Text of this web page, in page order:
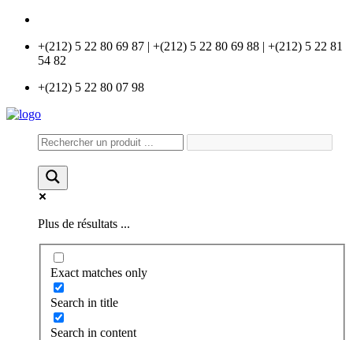
+(212) 5 22 80 69 87 | +(212) 5 22 80 69 88 | +(212) 5 22 81
54 82
+(212) 5 22 80 07 98
Plus de résultats ...
Exact matches only
Search in title
Search in content